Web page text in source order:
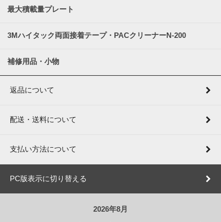
最大積載量プレート
3Mハイタック両面接着テープ・PACクリーナーN-200
補修用品・小物
返品について
配送・送料について
支払い方法について
PC版表示に切り替える
2026年8月